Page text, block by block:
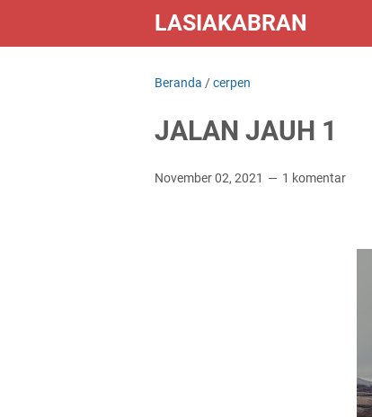
LASIAKABRAN
Beranda /cerpen
JALAN JAUH 1
November 02, 2021 1 komentar